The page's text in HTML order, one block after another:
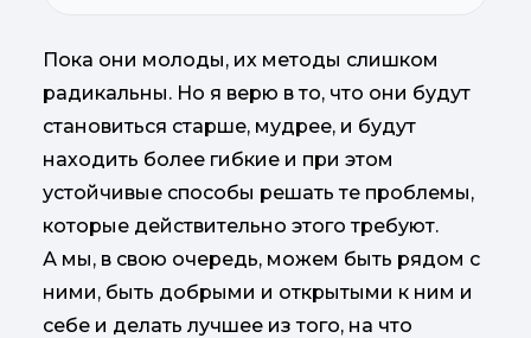
Пока они молоды, их методы слишком
радикальны. Но я верю в то, что они будут
становиться старше, мудрее, и будут
находить более гибкие и при этом
устойчивые способы решать те проблемы,
которые действительно этого требуют.
А мы, в свою очередь, можем быть рядом с
ними, быть добрыми и открытыми к ним и
себе и делать лучшее из того, на что